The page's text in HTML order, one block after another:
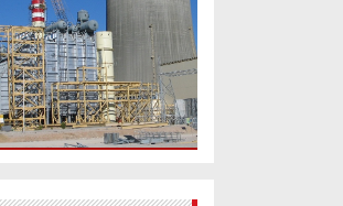
جشن روز زن
مبادله قرارداد خدمات مهندسی و مشاوره